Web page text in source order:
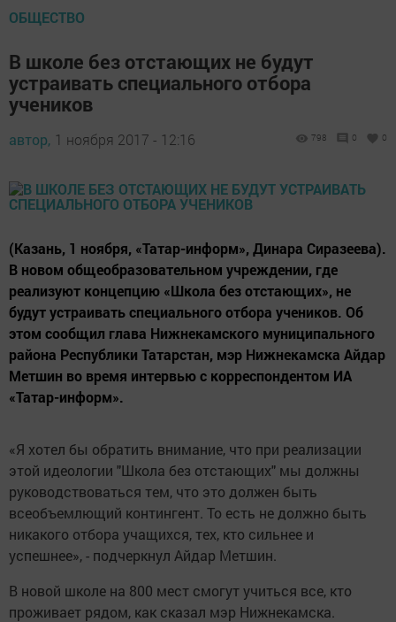
ОБЩЕСТВО
В школе без отстающих не будут
устраивать специального отбора
учеников
автор, 1 ноября 2017 - 12:16 798 0 0
(Казань, 1 ноября, «Татар-информ», Динара Сиразеева).
В новом общеобразовательном учреждении, где
реализуют концепцию «Школа без отстающих», не
будут устраивать специального отбора учеников. Об
этом сообщил глава Нижнекамского муниципального
района Республики Татарстан, мэр Нижнекамска Айдар
Метшин во время интервью с корреспондентом ИА
«Татар-информ».
«Я хотел бы обратить внимание, что при реализации
этой идеологии "Школа без отстающих" мы должны
руководствоваться тем, что это должен быть
всеобъемлющий контингент. То есть не должно быть
никакого отбора учащихся, тех, кто сильнее и
успешнее», - подчеркнул Айдар Метшин.
В новой школе на 800 мест смогут учиться все, кто
проживает рядом, как сказал мэр Нижнекамска.